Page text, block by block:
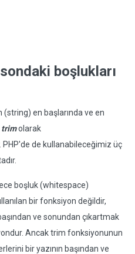
boşlukları
(string) en başlarında ve en
trimolarak
de kullanabileceğimiz üç
boşluk (whitespace)
bir fonksiyon değildir,
ve sonundan çıkartmak
Ancak trim fonksiyonunun
bir yazının başından ve